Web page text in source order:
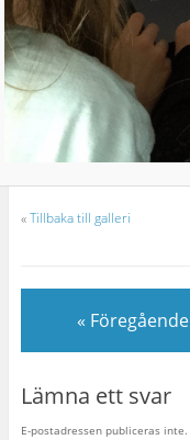
«Tillbaka till galleri
« Föregående
Lämna ett svar
E-postadressen publiceras inte.